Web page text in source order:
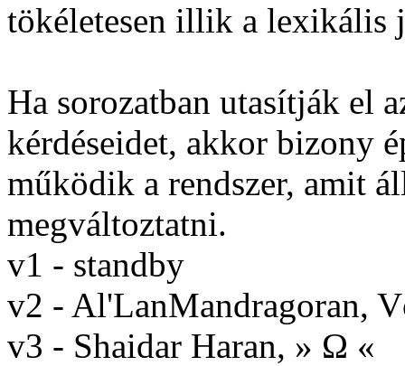
tökéletesen illik a lexikális
Ha sorozatban utasítják el
kérdéseidet, akkor bizony
működik a rendszer, amit
megváltoztatni.
v1 - standby
v2 - Al'LanMandragoran,
v3 - Shaidar Haran, » Ω «